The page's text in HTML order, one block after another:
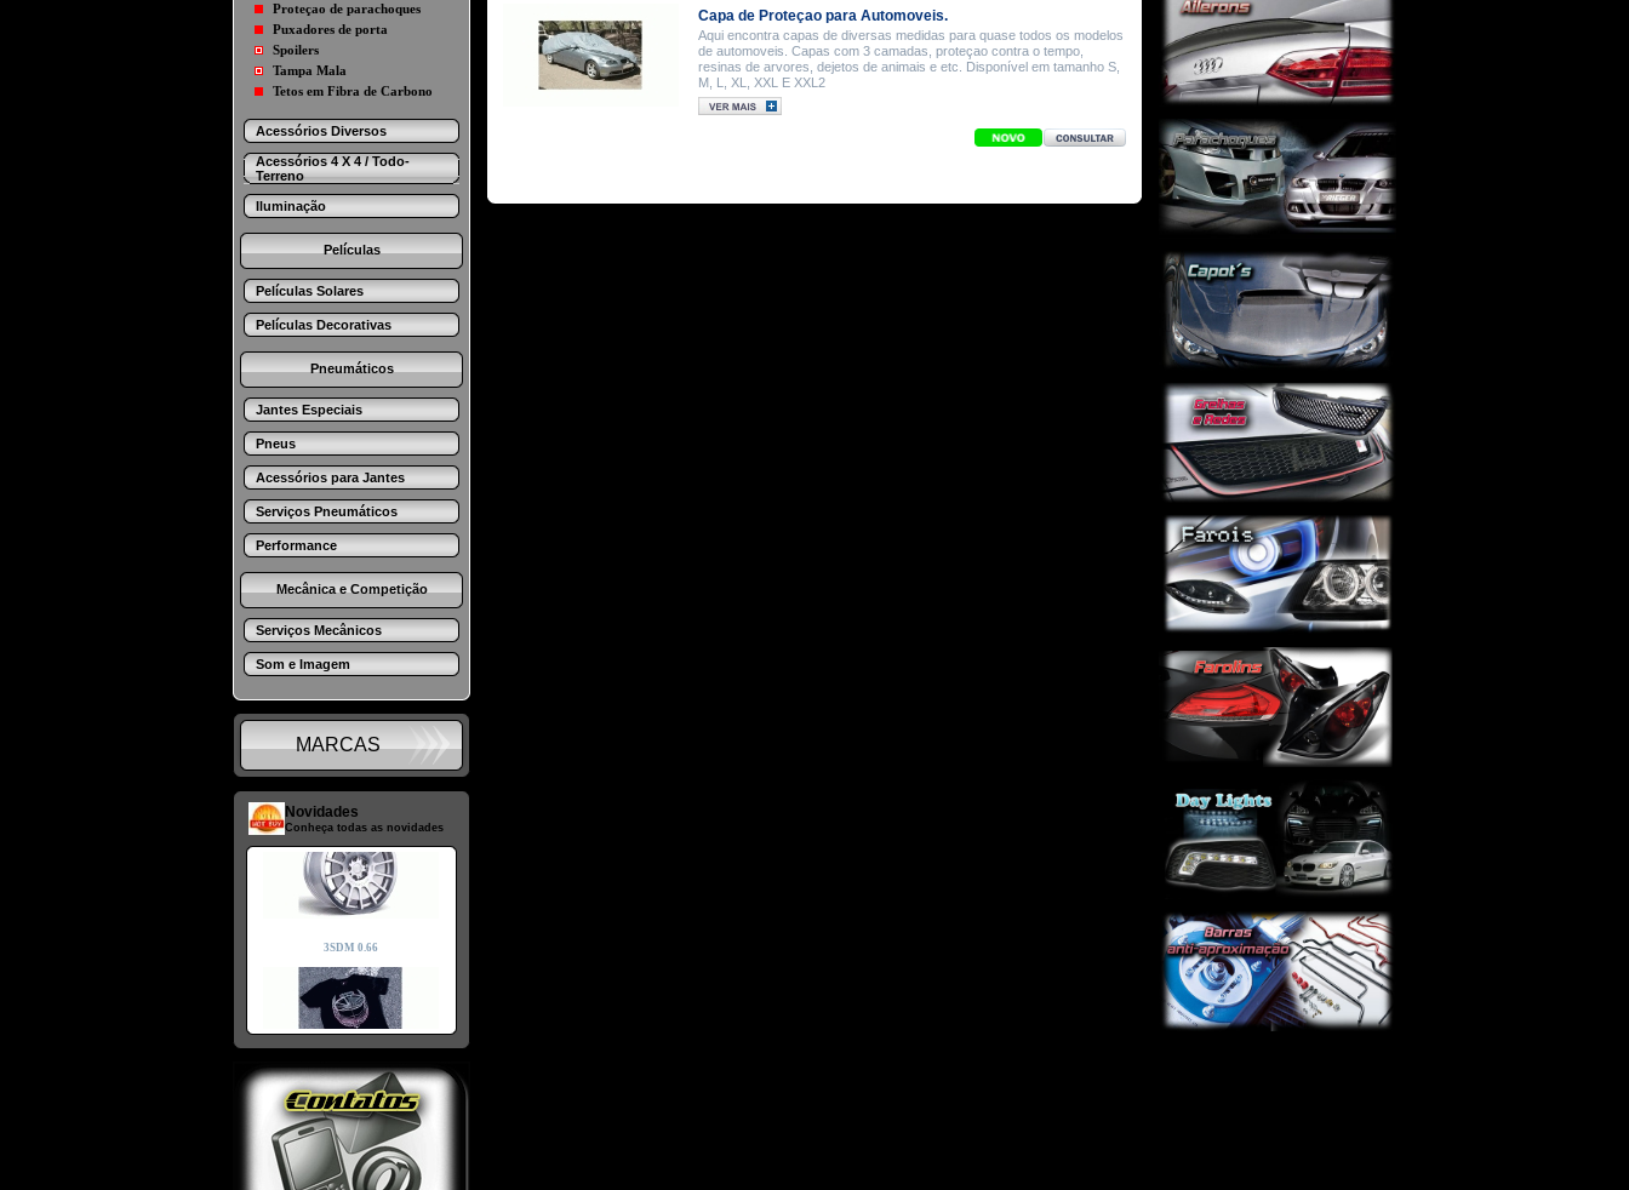
Proteçao de parachoques
Puxadores de porta
Spoilers
Tampa Mala
Tetos em Fibra de Carbono
Acessórios Diversos
Acessórios 4 X 4 / Todo-
Terreno
Iluminação
Películas
Películas Solares
Películas Decorativas
Pneumáticos
Jantes Especiais
Pneus
Acessórios para Jantes
Serviços Pneumáticos
Performance
Mecânica e Competição
Serviços Mecânicos
Som e Imagem
MARCAS
Novidades
Conheça todas as novidades
Capa de Proteçao para Automoveis.
Aqui encontra capas de diversas medidas para quase todos os modelos
de automoveis. Capas com 3 camadas, proteçao contra o tempo,
resinas de arvores, dejetos de animais e etc. Disponível em tamanho S,
M, L, XL, XXL E XXL2